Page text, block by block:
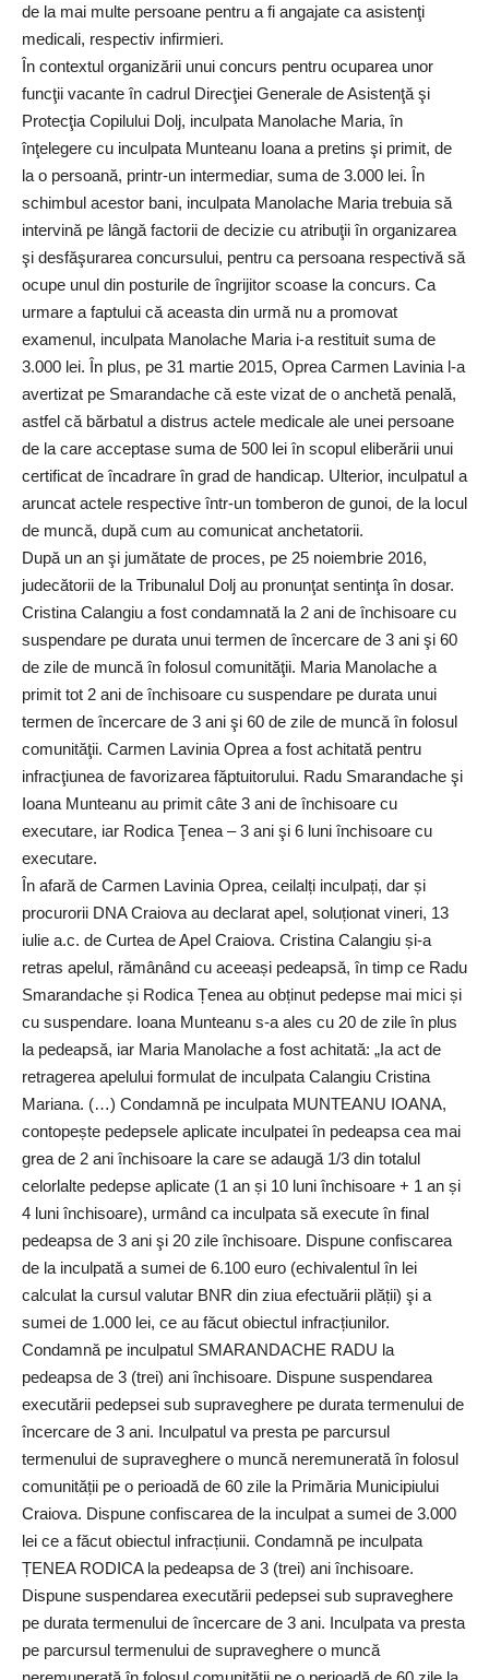
de la mai multe persoane pentru a fi angajate ca asistenţi
medicali, respectiv infirmieri.
În contextul organizării unui concurs pentru ocuparea unor
funcţii vacante în cadrul Direcţiei Generale de Asistenţă şi
Protecţia Copilului Dolj, inculpata Manolache Maria, în
înţelegere cu inculpata Munteanu Ioana a pretins şi primit, de
la o persoană, printr-un intermediar, suma de 3.000 lei. În
schimbul acestor bani, inculpata Manolache Maria trebuia să
intervină pe lângă factorii de decizie cu atribuţii în organizarea
şi desfăşurarea concursului, pentru ca persoana respectivă să
ocupe unul din posturile de îngrijitor scoase la concurs. Ca
urmare a faptului că aceasta din urmă nu a promovat
examenul, inculpata Manolache Maria i-a restituit suma de
3.000 lei. În plus, pe 31 martie 2015, Oprea Carmen Lavinia l-a
avertizat pe Smarandache că este vizat de o anchetă penală,
astfel că bărbatul a distrus actele medicale ale unei persoane
de la care acceptase suma de 500 lei în scopul eliberării unui
certificat de încadrare în grad de handicap. Ulterior, inculpatul a
aruncat actele respective într-un tomberon de gunoi, de la locul
de muncă, după cum au comunicat anchetatorii.
După un an şi jumătate de proces, pe 25 noiembrie 2016,
judecătorii de la Tribunalul Dolj au pronunţat sentinţa în dosar.
Cristina Calangiu a fost condamnată la 2 ani de închisoare cu
suspendare pe durata unui termen de încercare de 3 ani şi 60
de zile de muncă în folosul comunităţii. Maria Manolache a
primit tot 2 ani de închisoare cu suspendare pe durata unui
termen de încercare de 3 ani şi 60 de zile de muncă în folosul
comunităţii. Carmen Lavinia Oprea a fost achitată pentru
infracţiunea de favorizarea făptuitorului. Radu Smarandache şi
Ioana Munteanu au primit câte 3 ani de închisoare cu
executare, iar Rodica Ţenea – 3 ani şi 6 luni închisoare cu
executare.
În afară de Carmen Lavinia Oprea, ceilalți inculpați, dar și
procurorii DNA Craiova au declarat apel, soluționat vineri, 13
iulie a.c. de Curtea de Apel Craiova. Cristina Calangiu și-a
retras apelul, rămânând cu aceeași pedeapsă, în timp ce Radu
Smarandache și Rodica Țenea au obținut pedepse mai mici și
cu suspendare. Ioana Munteanu s-a ales cu 20 de zile în plus
la pedeapsă, iar Maria Manolache a fost achitată: „Ia act de
retragerea apelului formulat de inculpata Calangiu Cristina
Mariana. (…) Condamnă pe inculpata MUNTEANU IOANA,
contopește pedepsele aplicate inculpatei în pedeapsa cea mai
grea de 2 ani închisoare la care se adaugă 1/3 din totalul
celorlalte pedepse aplicate (1 an și 10 luni închisoare + 1 an și
4 luni închisoare), urmând ca inculpata să execute în final
pedeapsa de 3 ani şi 20 zile închisoare. Dispune confiscarea
de la inculpată a sumei de 6.100 euro (echivalentul în lei
calculat la cursul valutar BNR din ziua efectuării plății) şi a
sumei de 1.000 lei, ce au făcut obiectul infracțiunilor.
Condamnă pe inculpatul SMARANDACHE RADU la
pedeapsa de 3 (trei) ani închisoare. Dispune suspendarea
executării pedepsei sub supraveghere pe durata termenului de
încercare de 3 ani. Inculpatul va presta pe parcursul
termenului de supraveghere o muncă neremunerată în folosul
comunității pe o perioadă de 60 zile la Primăria Municipiului
Craiova. Dispune confiscarea de la inculpat a sumei de 3.000
lei ce a făcut obiectul infracțiunii. Condamnă pe inculpata
ȚENEA RODICA la pedeapsa de 3 (trei) ani închisoare.
Dispune suspendarea executării pedepsei sub supraveghere
pe durata termenului de încercare de 3 ani. Inculpata va presta
pe parcursul termenului de supraveghere o muncă